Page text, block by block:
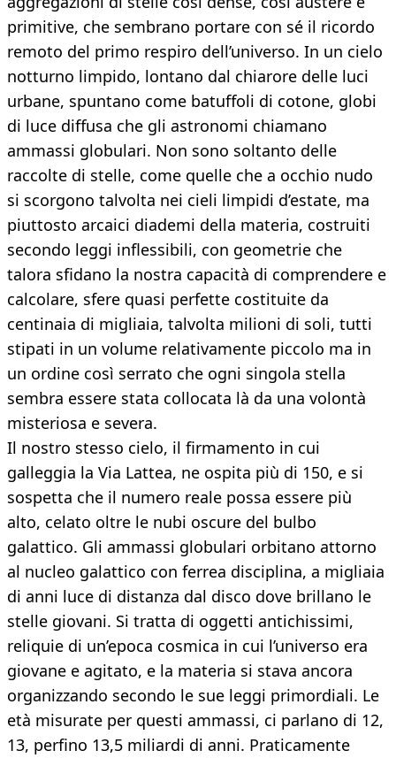
primitive, che sembrano portare con sé il ricordo
remoto del primo respiro dell’universo. In un cielo
notturno limpido, lontano dal chiarore delle luci
urbane, spuntano come batuffoli di cotone, globi
di luce diffusa che gli astronomi chiamano
ammassi globulari. Non sono soltanto delle
raccolte di stelle, come quelle che a occhio nudo
si scorgono talvolta nei cieli limpidi d’estate, ma
piuttosto arcaici diademi della materia, costruiti
secondo leggi inflessibili, con geometrie che
talora sfidano la nostra capacità di comprendere e
calcolare, sfere quasi perfette costituite da
centinaia di migliaia, talvolta milioni di soli, tutti
stipati in un volume relativamente piccolo ma in
un ordine così serrato che ogni singola stella
sembra essere stata collocata là da una volontà
misteriosa e severa.
Il nostro stesso cielo, il firmamento in cui
galleggia la Via Lattea, ne ospita più di 150, e si
sospetta che il numero reale possa essere più
alto, celato oltre le nubi oscure del bulbo
galattico. Gli ammassi globulari orbitano attorno
al nucleo galattico con ferrea disciplina, a migliaia
di anni luce di distanza dal disco dove brillano le
stelle giovani. Si tratta di oggetti antichissimi,
reliquie di un’epoca cosmica in cui l’universo era
giovane e agitato, e la materia si stava ancora
organizzando secondo le sue leggi primordiali. Le
età misurate per questi ammassi, ci parlano di 12,
13, perfino 13,5 miliardi di anni. Praticamente